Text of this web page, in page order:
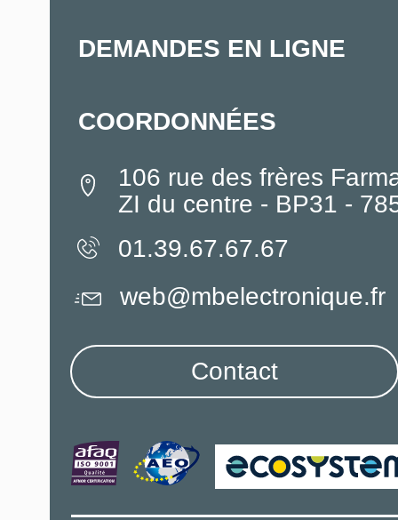
DEMANDES EN LIGNE
COORDONNÉES
106 rue des frères
ZI du centre - BP31 -
01.39.67.67.67
web@mbelectronique.fr
Contact